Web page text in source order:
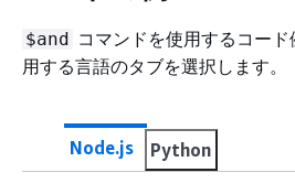
$and コマンドを使用するコー
用する言語のタブを選択します。
Node.js Python